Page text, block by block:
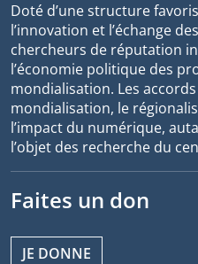
Doté d’une structure
l’innovation et l’échange
chercheurs de réputation
l’économie politique des
mondialisation. Les
mondialisation, le
l’impact du numérique,
l’objet des recherche du
Faites un don
JE DONNE